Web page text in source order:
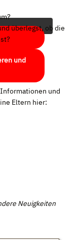
und
überlegst, ob die
und
Eltern hier:
Neuigkeiten